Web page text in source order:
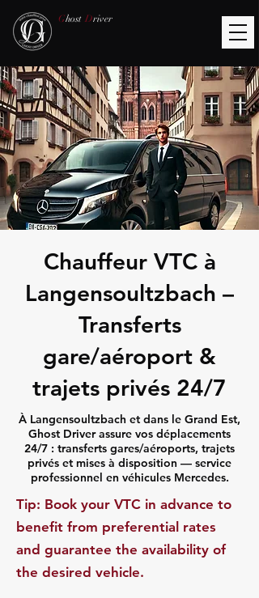
Ghost Driver
Chauffeur VTC à
Langensoultzbach –
Transferts
gare/aéroport &
trajets privés 24/7
À Langensoultzbach et dans le Grand Est,
Ghost Driver assure vos déplacements
24/7 : transferts gares/aéroports, trajets
privés et mises à disposition — service
professionnel en véhicules Mercedes.
​Tip: Book your VTC in advance to
benefit from preferential rates
and guarantee the availability of
the desired vehicle.